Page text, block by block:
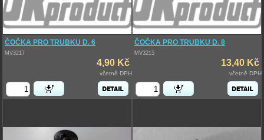
ČOČKA PRO TRUBKU D. 6
MV3217
4,90 Kč
včetně DPH
ČOČKA PRO TRUBKU D. 8
MV3215
13,40 Kč
včetně DPH